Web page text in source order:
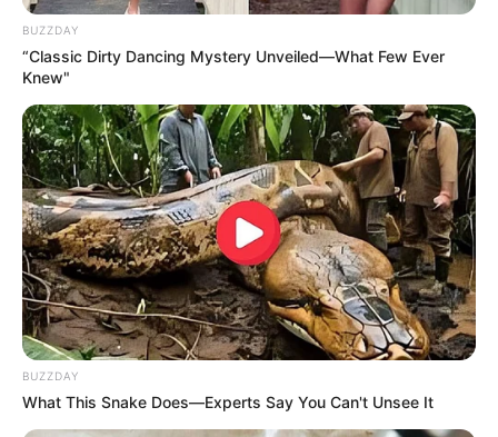
BUZZDAY
“Classic Dirty Dancing Mystery Unveiled—What Few Ever
Knew"
BUZZDAY
What This Snake Does—Experts Say You Can't Unsee It